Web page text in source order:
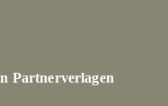
Partnerverlagen